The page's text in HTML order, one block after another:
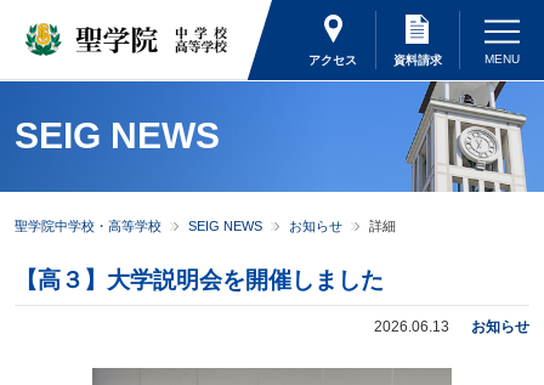
アクセス 資料請求
SEIG NEWS
聖学院中学校・高等学校 SEIG NEWS お知らせ 詳細
【高３】大学説明会を開催しました
2026.06.13 お知らせ